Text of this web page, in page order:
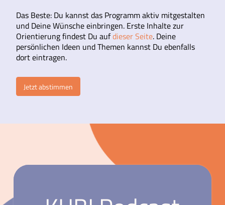
Das Beste: Du kannst das Programm aktiv mitgestalten
und Deine Wünsche einbringen. Erste Inhalte zur
Orientierung findest Du aufdieser Seite. Deine
persönlichen Ideen und Themen kannst Du ebenfalls
dort eintragen.
Jetzt abstimmen